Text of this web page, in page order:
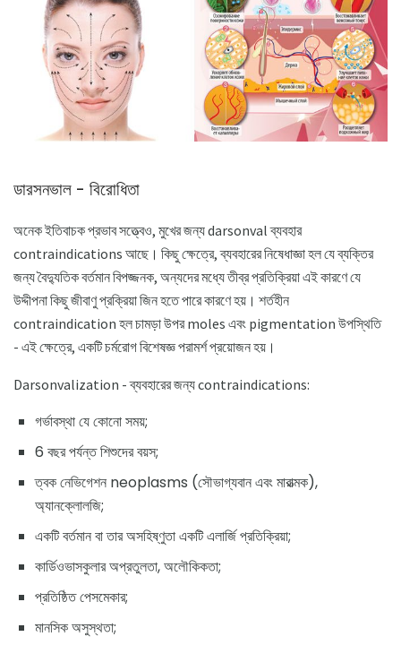
ডারসনভাল - বিরোধিতা
অনেক ইতিবাচক প্রভাব সত্ত্বেও, মুখের জন্য darsonval ব্যবহার
contraindications আছে। কিছু ক্ষেত্রে, ব্যবহারের নিষেধাজ্ঞা হল যে ব্যক্তির
জন্য বৈদ্যুতিক বর্তমান বিপজ্জনক, অন্যদের মধ্যে তীব্র প্রতিক্রিয়া এই কারণে যে
উদ্দীপনা কিছু জীবাণু প্রক্রিয়া জিন হতে পারে কারণে হয়। শর্তহীন
contraindication হল চামড়া উপর moles এবং pigmentation উপস্থিতি
- এই ক্ষেত্রে, একটি চর্মরোগ বিশেষজ্ঞ পরামর্শ প্রয়োজন হয়।
Darsonvalization - ব্যবহারের জন্য contraindications:
গর্ভাবস্থা যে কোনো সময়;
6 বছর পর্যন্ত শিশুদের বয়স;
ত্বক নেভিগেশন neoplasms (সৌভাগ্যবান এবং মারাত্মক),
অ্যানক্লোলজি;
একটি বর্তমান বা তার অসহিষ্ণুতা একটি এলার্জি প্রতিক্রিয়া;
কার্ডিওভাসকুলার অপ্রতুলতা, অলৌকিকতা;
প্রতিষ্ঠিত পেসমেকার;
মানসিক অসুস্থতা;